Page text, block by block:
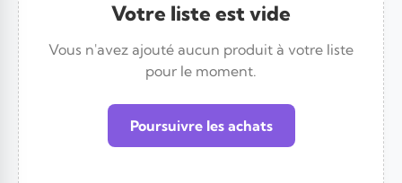
Votre liste est vide
Vous n'avez ajouté aucun produit à votre liste
pour le moment.
Poursuivre les achats